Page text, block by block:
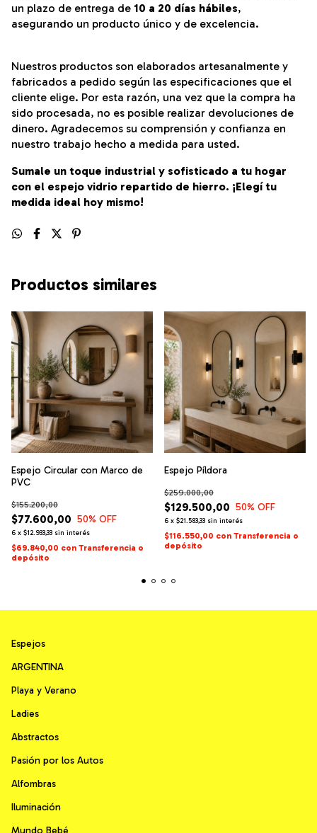
un plazo de entrega de 10 a 20 días hábiles,
asegurando un producto único y de excelencia.
Nuestros productos son elaborados artesanalmente y
fabricados a pedido según las especificaciones que el
cliente elige. Por esta razón, una vez que la compra ha
sido procesada, no es posible realizar devoluciones de
dinero. Agradecemos su comprensión y confianza en
nuestro trabajo hecho a medida para usted.
Sumale un toque industrial y sofisticado a tu hogar
con el espejo vidrio repartido de hierro. ¡Elegí tu
medida ideal hoy mismo!
Productos similares
Espejo Circular con Marco de
PVC
$77.600,00
$155.200,00
50% OFF
6 x $12.933,33 sin interés
$69.840,00 con Transferencia o
depósito
Espejo Píldora
$129.500,00
$259.000,00
50% OFF
6 x $21.583,33 sin interés
$116.550,00 con Transferencia o
depósito
Espejos
ARGENTINA
Playa y Verano
Ladies
Abstractos
Pasión por los Autos
Alfombras
Iluminación
Mundo Bebé